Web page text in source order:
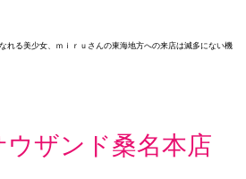
れる美少女、ｍｉｒｕさんの東海地方への来店は滅多にない機
ザンド桑名本店